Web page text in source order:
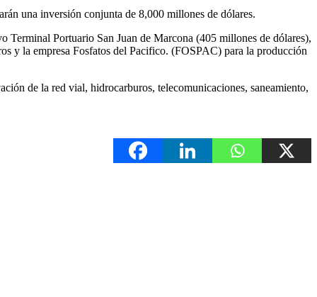
una inversión conjunta de 8,000 millones de dólares.
Portuario San Juan de Marcona (405 millones de dólares),
y la empresa Fosfatos del Pacifico. (FOSPAC) para la producción
de la red vial, hidrocarburos, telecomunicaciones, saneamiento,